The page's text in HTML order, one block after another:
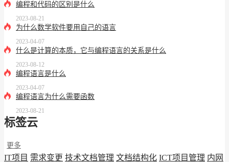
编程和代码的区别是什么
2023-08-21
为什么数学软件要用自己的语言
2023-04-07
什么是计算的本质，它与编程语言的关系是什么
2023-08-12
编程语言是什么
2023-04-07
编程语言为什么需要函数
2023-08-21
标签云
更多
IT项目 需求变更 技术文档管理 文档结构化 ICT项目管理 内网